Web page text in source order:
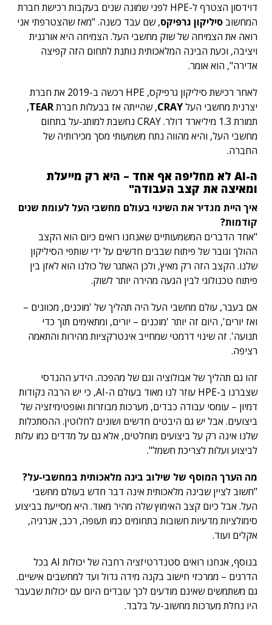
דוידסון הצטרף ל-HPE לפני שמונה שנים בעקבות רכישת חברת
המחשוב סיליקון גרפיקס, שם עבד כשנה. "מאז שהצטרפתי אני
רואה את הצמיחה של שוק מחשבי העל. הצמיחה היא אורגנית
ויציבה, וכעת הבינה המלאכותית נותנת לתחום הזה קפיצה
אדירה", הוא אומר.
לאחר רכישת סיליקון גרפיקס, HPE רכשה ב-2019 את חברת
יצרנית מחשבי העלCRAY, שהייתה אז בבעלות חברתTEAR
,
תמורת 1.3 מיליארד דולר. CRAY נחשבת למותג-על בתחום
מחשבי העל, והיא מהווה נתח משמעותי מסך מכירותיה של
החברה.
ה-AI לא מחליפה אף אחד – היא רק מייעלת
ומאיצה את קצב העבודה"
איך היית מגדיר את השינוי בעולם מחשבי העל לעומת שנים
קודמות?
"אחד הדברים המשמעותיים שאנחנו רואים כיום הוא הקצב
ההולך וגובר של פיתוח שבבים חדשים על ידי שותפי הסיליקון
שלנו. הקצב הזה רק מאיץ, ולכן האתגר של כולנו הוא לאזן בין
פיתוח טכנולוגי לבין הגעה מהירה יותר לשוק.
אם בעבר, עולם מחשבי העל היה תהליך של 'מוכנים, מכוונים –
ואז יורים', היום זה יותר 'מוכנים – יורים, ומתאימים תוך כדי
תנועה'. זה שינוי דרמטי שמחייב אינטרקציות מהירות והתאמה
רציפה.
זהו גם תהליך של אבולוציה וגם של מהפכה. הידע ההנדסי
שצברנו ב-HPE עוזר לנו מאוד בעולם ה-AI, כי יש הרבה נקודות
דמיון – עומסי עבודה כבדים, מערכות מבוזרות ואופטימיזציה של
ביצועים. אבל יש גם היבטים חדשים ושונים לחלוטין. ההסתכלות
שלנו אינה רק על ביצועים מוחלטים, אלא גם על מדדים כמו עלות
לביצוע ועלות לצריכת חשמל".
מה הערך המוסף של שילוב בינה מלאכותית במחשבי-על?
"חשוב לציין שבינה מלאכותית אינה דבר חדש בעולם מחשבי
העל. אבל כיום קצב האימוץ שלה מהיר מאוד. היא מסייעת בביצוע
סימולציות מדעיות חשובות בתחומים כמו תעופה, רכב, אנרגיה,
אקלים ועוד.
בנוסף, אנחנו רואים סטנדרטיזציה רחבה של יכולות AI בכל
הדרגים – ממרכזי חישוב בקנה מידה גדול ועד למחשבים אישיים.
גם משתמשים שאינם מודעים לכך עובדים היום עם יכולות שבעבר
היו נחלת מערכות מחשוב-על בלבד.